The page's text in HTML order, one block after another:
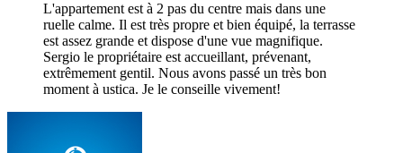
L'appartement est à 2 pas du centre mais dans une
ruelle calme. Il est très propre et bien équipé, la terrasse
est assez grande et dispose d'une vue magnifique.
Sergio le propriétaire est accueillant, prévenant,
extrêmement gentil. Nous avons passé un très bon
moment à ustica. Je le conseille vivement!